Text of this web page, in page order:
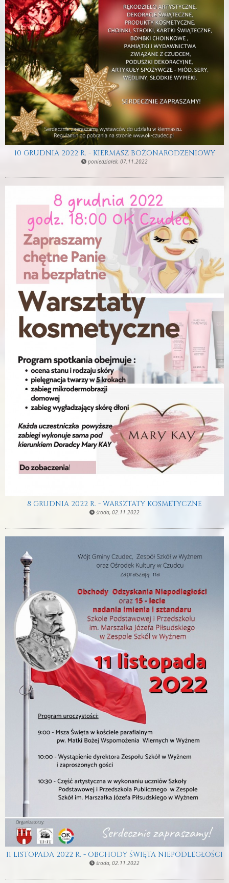
10 GRUDNIA 2022 R. - KIERMASZ BOŻONARODZENIOWY
poniedziałek, 07.11.2022
8 GRUDNIA 2022 R. - WARSZTATY KOSMETYCZNE
środa, 02.11.2022
11 LISTOPADA 2022 R. - OBCHODY ŚWIĘTA NIEPODLEGŁOŚCI
środa, 02.11.2022